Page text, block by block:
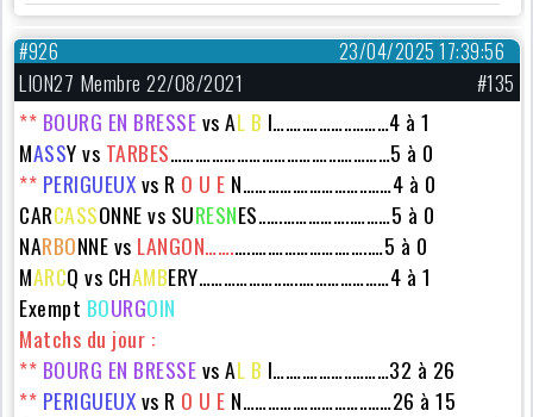
23/04/2025 17:39:56
#926
LION27 Membre 22/08/2021
#135
** BOURG EN BRESSEvs AL B I….….………..………4 à 1
MASSY vs TARBES…….……………………….…...…………5 à 0
** PERIGUEUXvs R O U E N………….……………..……4 à 0
CARCASSONNEvs SURESNES..….……………..………5 à 0
NARBONNE vs LANGON…….…..….…………….……..…5 à 0
MARCQ vs CHAMBERY………………..…..…………………4 à 1
Exempt BOURGOIN
Matchs du jour :
** BOURG EN BRESSEvs AL B I….….………..………32 à 26
** PERIGUEUXvs R O U E N………….……………..……26 à 15